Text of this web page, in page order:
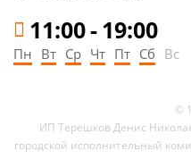
11:00-19:00
Пн Вт Ср Чт Пт Сб Вс
©
ИП Терешков Денис
городской исполнительный